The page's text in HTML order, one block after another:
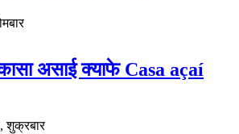
असाई क्याफे Casa açaí
शुक्रबार